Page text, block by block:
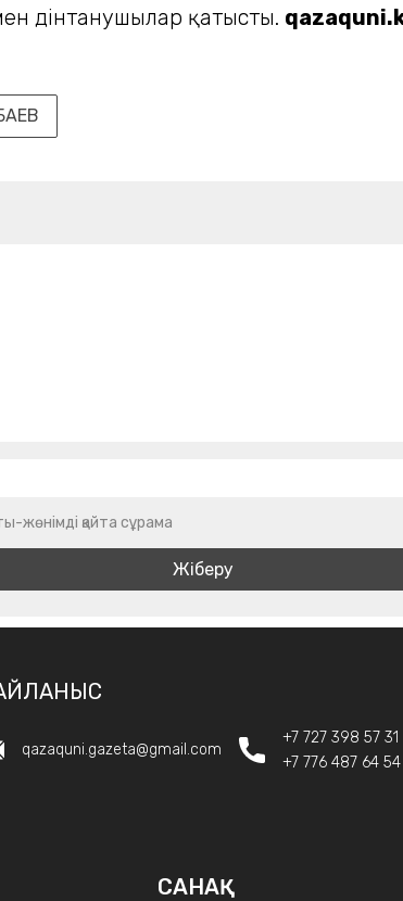
дінтанушылар қатысты.
жөнімді қайта сұрама
qazaquni.gazeta@gmail.com
+7 727 398 57 31
+7 776 487 64 54
САНАҚ